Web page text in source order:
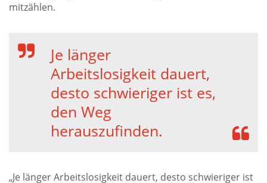
mitzählen.
Je länger
Arbeitslosigkeit dauert,
desto schwieriger ist es,
den Weg
herauszufinden.
„Je länger Arbeitslosigkeit dauert, desto schwieriger ist